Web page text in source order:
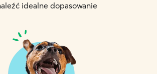
idealne dopasowanie